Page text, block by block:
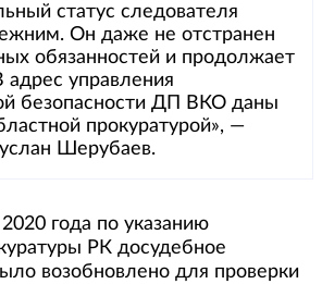
статус следователя
Он даже не отстранен
обязанностей и продолжает
адрес управления
безопасности ДП ВКО даны
прокуратурой», —
Шерубаев.
года по указанию
РК досудебное
возобновлено для проверки